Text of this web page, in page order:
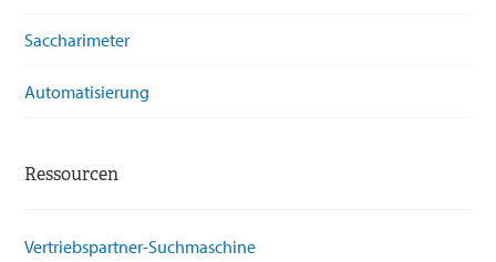
Saccharimeter
Automatisierung
Ressourcen
Vertriebspartner-Suchmaschine